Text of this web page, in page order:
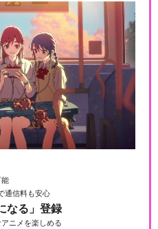
６小編
遊☆戯☆王SEVENS チーム
バトルロイヤル編
6兄弟編
通信料も安心
なる」登録
ニメを楽しめる